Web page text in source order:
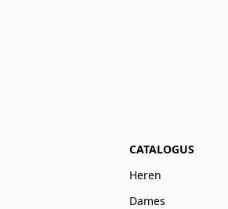
CATALOGUS
Heren
Dames